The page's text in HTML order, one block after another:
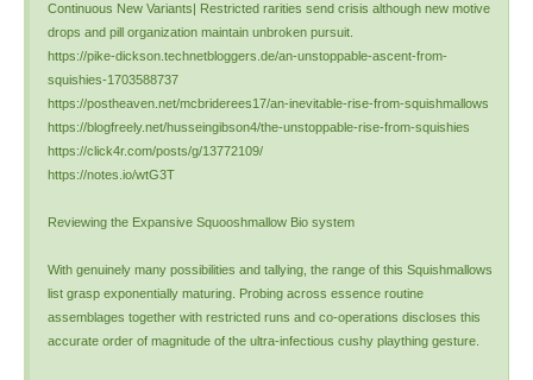
Continuous New Variants| Restricted rarities send crisis although new motive
drops and pill organization maintain unbroken pursuit.
https://pike-dickson.technetbloggers.de/an-unstoppable-ascent-from-
squishies-1703588737
https://postheaven.net/mcbriderees17/an-inevitable-rise-from-squishmallows
https://blogfreely.net/husseingibson4/the-unstoppable-rise-from-squishies
https://click4r.com/posts/g/13772109/
https://notes.io/wtG3T
Reviewing the Expansive Squooshmallow Bio system
With genuinely many possibilities and tallying, the range of this Squishmallows
list grasp exponentially maturing. Probing across essence routine
assemblages together with restricted runs and co-operations discloses this
accurate order of magnitude of the ultra-infectious cushy plaything gesture.